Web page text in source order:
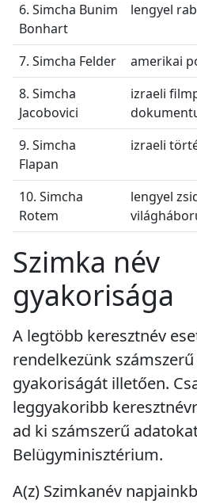
6. Simcha Bunim
Bonhart
lengyel
7. Simcha Felder
amerikai
8. Simcha
Jacobovici
izraeli
9. Simcha
Flapan
izraeli
10. Simcha
Rotem
lengyel
Szimka név
gyakorisága
A legtöbb keresztnév
rendelkezünk
gyakoriságát illetően.
leggyakoribb
ad ki számszerű
Belügyminisztérium.
A(z) Szimkanév